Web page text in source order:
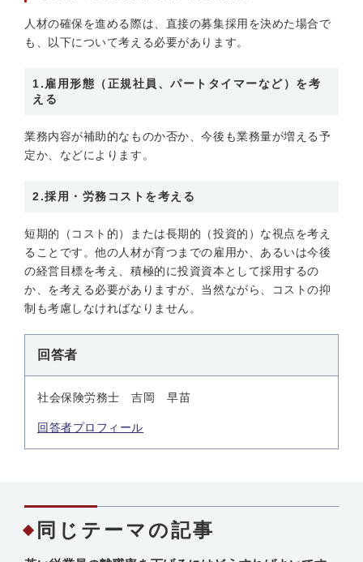
人材の確保を進める際は、直接の募集採用を決めた場合で
も、以下について考える必要があります。
1.雇用形態（正規社員、パートタイマーなど）を考
える
業務内容が補助的なものか否か、今後も業務量が増える予
定か、などによります。
2.採用・労務コストを考える
短期的（コスト的）または長期的（投資的）な視点を考え
ることです。他の人材が育つまでの雇用か、あるいは今後
の経営目標を考え、積極的に投資資本として採用するの
か、を考える必要がありますが、当然ながら、コストの抑
制も考慮しなければなりません。
回答者
社会保険労務士 吉岡 早苗
回答者プロフィール
同じテーマの記事